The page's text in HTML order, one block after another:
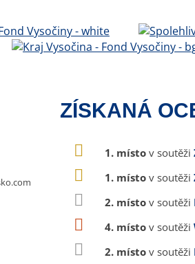
ZÍSKANÁ
1. místo v soutěži
1. místo v soutěži
2. místo v soutěži
4. místo v soutěži
2. místo v soutěži